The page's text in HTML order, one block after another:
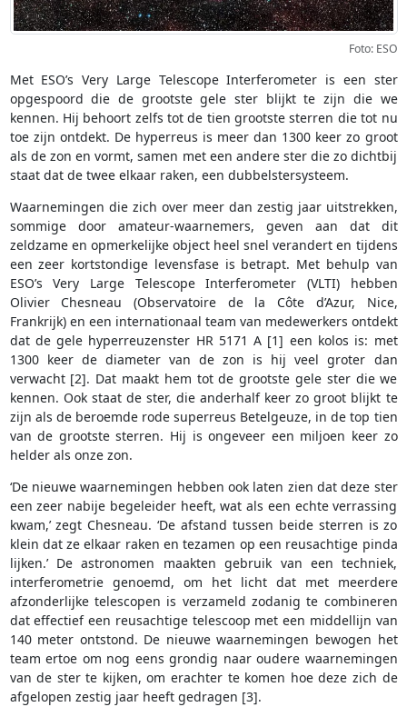
Foto: ESO
Met ESO’s Very Large Telescope Interferometer is een ster
opgespoord die de grootste gele ster blijkt te zijn die we
kennen. Hij behoort zelfs tot de tien grootste sterren die tot nu
toe zijn ontdekt. De hyperreus is meer dan 1300 keer zo groot
als de zon en vormt, samen met een andere ster die zo dichtbij
staat dat de twee elkaar raken, een dubbelstersysteem.
Waarnemingen die zich over meer dan zestig jaar uitstrekken,
sommige door amateur-waarnemers, geven aan dat dit
zeldzame en opmerkelijke object heel snel verandert en tijdens
een zeer kortstondige levensfase is betrapt. Met behulp van
ESO’s Very Large Telescope Interferometer (VLTI) hebben
Olivier Chesneau (Observatoire de la Côte d’Azur, Nice,
Frankrijk) en een internationaal team van medewerkers ontdekt
dat de gele hyperreuzenster HR 5171 A [1] een kolos is: met
1300 keer de diameter van de zon is hij veel groter dan
verwacht [2]. Dat maakt hem tot de grootste gele ster die we
kennen. Ook staat de ster, die anderhalf keer zo groot blijkt te
zijn als de beroemde rode superreus Betelgeuze, in de top tien
van de grootste sterren. Hij is ongeveer een miljoen keer zo
helder als onze zon.
‘De nieuwe waarnemingen hebben ook laten zien dat deze ster
een zeer nabije begeleider heeft, wat als een echte verrassing
kwam,’ zegt Chesneau. ‘De afstand tussen beide sterren is zo
klein dat ze elkaar raken en tezamen op een reusachtige pinda
lijken.’ De astronomen maakten gebruik van een techniek,
interferometrie genoemd, om het licht dat met meerdere
afzonderlijke telescopen is verzameld zodanig te combineren
dat effectief een reusachtige telescoop met een middellijn van
140 meter ontstond. De nieuwe waarnemingen bewogen het
team ertoe om nog eens grondig naar oudere waarnemingen
van de ster te kijken, om erachter te komen hoe deze zich de
afgelopen zestig jaar heeft gedragen [3].